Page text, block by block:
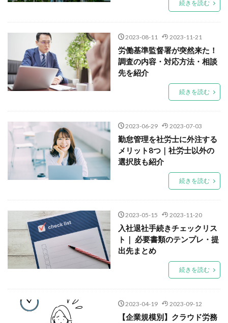
続きを読む
2023-08-11 2023-11-21
労働基準監督署が突然来た！
調査の内容・対応方法・相談
先を紹介
続きを読む
2023-06-29 2023-07-03
勤怠管理を社労士に外注する
メリット8つ｜社労士以外の
選択肢も紹介
続きを読む
2023-05-15 2023-11-20
入社退社手続きチェックリス
ト｜ 必要書類のテンプレ・提
出先まとめ
続きを読む
2023-04-19 2023-09-12
【企業規模別】クラウド労務